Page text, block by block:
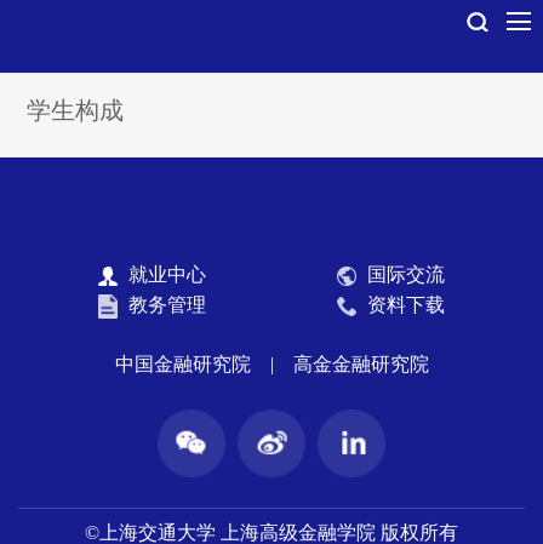
学生构成
就业中心
国际交流
教务管理
资料下载
中国金融研究院 | 高金金融研究院
©上海交通大学 上海高级金融学院 版权所有